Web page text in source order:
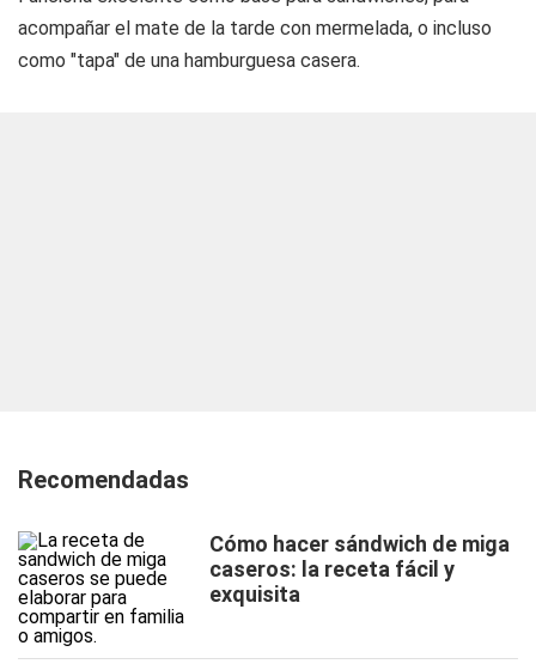
acompañar el mate de la tarde con mermelada, o incluso
como "tapa" de una hamburguesa casera.
Recomendadas
Cómo hacer sándwich de miga
caseros: la receta fácil y
exquisita